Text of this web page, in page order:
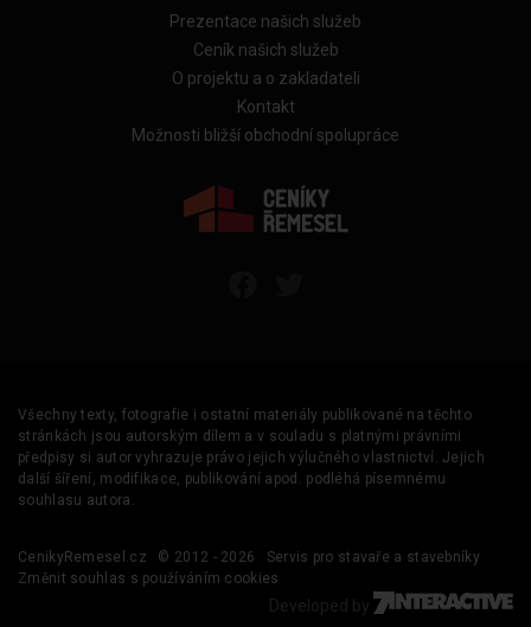
Prezentace našich služeb
Ceník našich služeb
O projektu a o zakladateli
Kontakt
Možnosti bližší obchodní spolupráce
Všechny texty, fotografie i ostatní materiály publikované na těchto
stránkách jsou autorským dílem a v souladu s platnými právními
předpisy si autor vyhrazuje právo jejich výlučného vlastnictví. Jejich
další šíření, modifikace, publikování apod. podléhá písemnému
souhlasu autora.
CenikyRemesel.cz © 2012 - 2026
Servis pro stavaře a stavebníky
Změnit souhlas s používáním cookies
Developed by